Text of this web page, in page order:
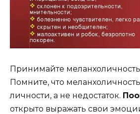
Принимайте
Помните, что
личности, а не недостаток.
открыто выражать свои